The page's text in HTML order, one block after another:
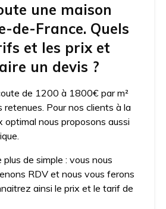
une maison
de-France. Quels
et les prix et
un devis ?
de 1200 à 1800€ par m²
Pour nos clients à la
optimal nous proposons aussi
de simple : vous nous
RDV et nous vous ferons
ainsi le prix et le tarif de